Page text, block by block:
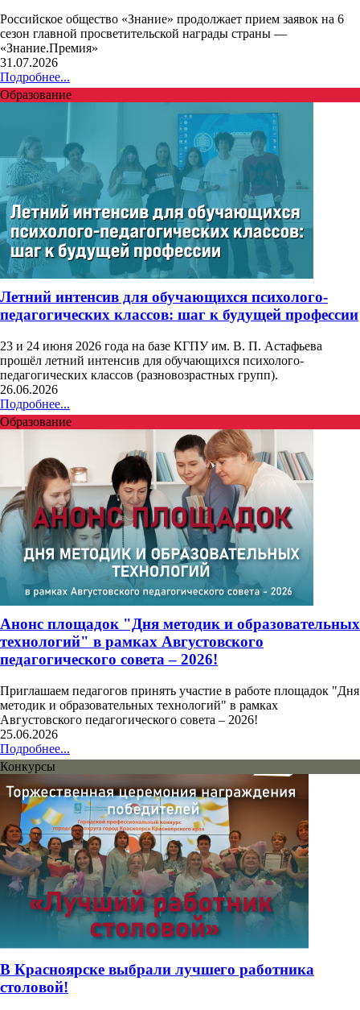
Российское общество «Знание» продолжает прием заявок на 6
сезон главной просветительской награды страны —
«Знание.Премия»
31.07.2026
Подробнее...
Образование
Летний интенсив для обучающихся психолого-
педагогических классов: шаг к будущей профессии
23 и 24 июня 2026 года на базе КГПУ им. В. П. Астафьева
прошёл летний интенсив для обучающихся психолого-
педагогических классов (разновозрастных групп).
26.06.2026
Подробнее...
Образование
Анонс площадок "Дня методик и образовательных
технологий" в рамках Августовского
педагогического совета – 2026!
Приглашаем педагогов принять участие в работе площадок "Дня
методик и образовательных технологий" в рамках
Августовского педагогического совета – 2026!
25.06.2026
Подробнее...
Конкурсы
В Красноярске выбрали лучшего работника
столовой!